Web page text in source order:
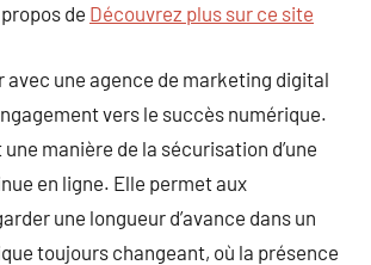
de Découvrez plus sur ce site
avec une agence de marketing digital
vers le succès numérique.
une manière de la sécurisation d’une
en ligne. Elle permet aux
une longueur d’avance dans un
toujours changeant, où la présence